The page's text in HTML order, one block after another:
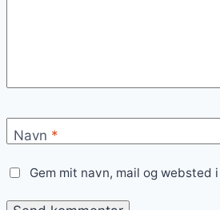
Navn *
Gem mit navn, mail og